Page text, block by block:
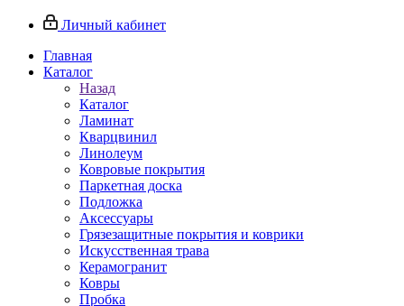
Личный кабинет
Главная
Каталог
Назад
Каталог
Ламинат
Кварцвинил
Линолеум
Ковровые покрытия
Паркетная доска
Подложка
Аксессуары
Грязезащитные покрытия и коврики
Искусственная трава
Керамогранит
Ковры
Пробка